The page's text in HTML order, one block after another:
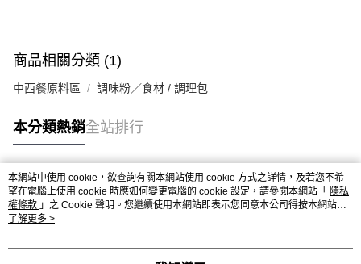
商品相關分類 (1)
中西餐原料區 調味粉／食材 / 調理包
本分類熱銷全站排行
熱門標籤
本網站中使用 cookie，欲查詢有關本網站使用 cookie 方式之詳情，及若您不希
望在電腦上使用 cookie 時應如何變更電腦的 cookie 設定，請參閱本網站「 隱私
權條款 」之 Cookie 聲明。您繼續使用本網站即表示您同意本公司得按本網站使
用條款之 Cookie 聲明使用 cookie。
了解更多 >